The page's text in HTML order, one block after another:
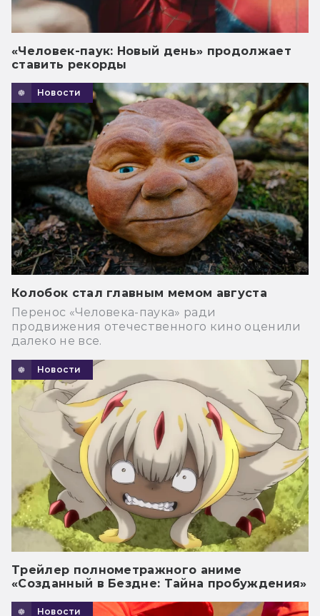
«Человек-паук: Новый день» продолжает
ставить рекорды
Новости
Колобок стал главным мемом августа
Перенос «Человека-паука» ради
продвижения отечественного кино оценили
далеко не все.
Новости
Трейлер полнометражного аниме
«Созданный в Бездне: Тайна пробуждения»
Новости